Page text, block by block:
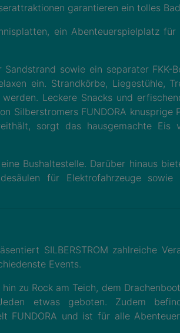
garantieren ein tolles
ein Abenteuerspielplatz
sowie ein separater FKK-
ein. Strandkörbe, Liegestühle,
Leckere Snacks und
Silberstromers FUNDORA knusprige
sorgt das hausgemachte Eis
Bushaltestelle. Darüber hinaus
für Elektrofahrzeuge sowie
SILBERSTROM zahlreiche
Events.
zu Rock am Teich, dem
etwas geboten. Zudem
FUNDORA und ist für alle